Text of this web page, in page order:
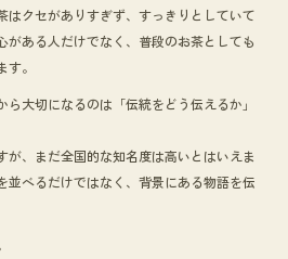
はクセがありすぎず、すっきりとしていて
がある人だけでなく、普段のお茶としても
。
大切になるのは「伝統をどう伝えるか」
が、まだ全国的な知名度は高いとはいえま
並べるだけではなく、背景にある物語を伝